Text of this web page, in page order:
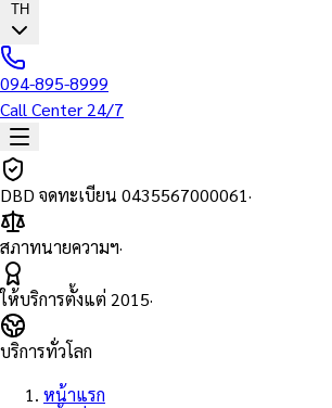
TH
094-895-8999
Call Center 24/7
DBD จดทะเบียน 0435567000061·
สภาทนายความฯ·
ให้บริการตั้งแต่ 2015·
บริการทั่วโลก
หน้าแรก